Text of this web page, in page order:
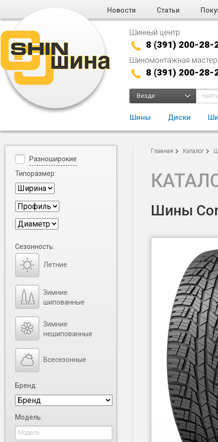
Новости Статьи
Шинный центр
8 (391) 200-28-
Шиномонтажная
8 (391) 200-28-
Везде
Шины Диски
Главная Каталог
Шины
Разноширокие
Типоразмер:
Сезонность:
Летние
Зимние
шипованные
Зимние
нешипованные
Всесезонные
Бренд:
Модель: